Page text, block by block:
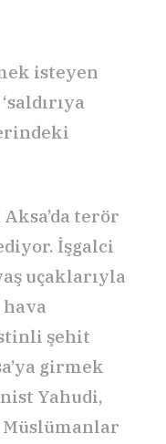
isteyen
terör
İşgalci
uçaklarıyla
hava
şehit
girmek
Yahudi,